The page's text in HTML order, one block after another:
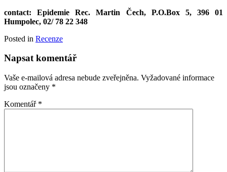
contact: Epidemie Rec. Martin Čech, P.O.Box 5, 396 01
Humpolec, 02/ 78 22 348
Posted in Recenze
Napsat komentář
Vaše e-mailová adresa nebude zveřejněna. Vyžadované informace
jsou označeny *
Komentář *